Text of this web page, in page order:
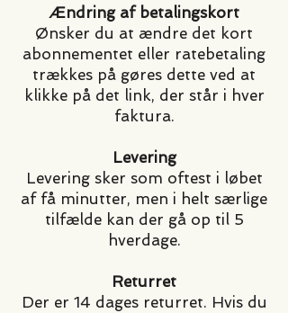
Ændring af betalingskort
Ønsker du at ændre det kort
abonnementet eller ratebetaling
trækkes på gøres dette ved at
klikke på det link, der står i hver
faktura.
Levering
Levering sker som oftest i løbet
af få minutter, men i helt særlige
tilfælde kan der gå op til 5
hverdage.
Returret
Der er 14 dages returret. Hvis du